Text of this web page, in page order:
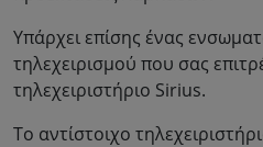
Υπάρχει επίσης ένας
τηλεχειρισμού που σας
τηλεχειριστήριο Sirius.
Το αντίστοιχο